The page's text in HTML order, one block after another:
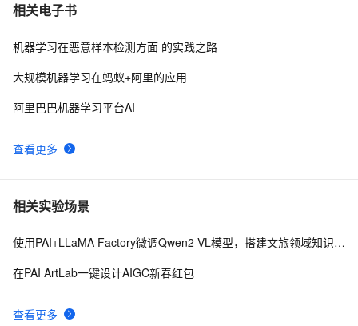
相关电子书
查看更多
机器学习在恶意样本检测方面 的实践之路
大规模机器学习在蚂蚁+阿里的应用
阿里巴巴机器学习平台AI
相关实验场景
查看更多
使用PAI+LLaMA Factory微调Qwen2-VL模型，搭建文旅领域知识问答机器人
在PAI ArtLab一键设计AIGC新春红包